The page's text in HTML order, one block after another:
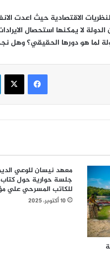
الاقتصادية حيث اعدت
الدولة لا يمكنها استحصال
هو دورها الحقيقي؟ وهل نجد
فيسبوك ‫X
معهد نيسان للوعي
جلسة حوارية حول كتاب
للكاتب المسرحي علي
10 أكتوبر، 2025